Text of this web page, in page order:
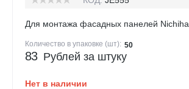
Для монтажа фасадных панелей
Количество в упаковке (шт): 50
83 Рублей за штуку
Нет в наличии